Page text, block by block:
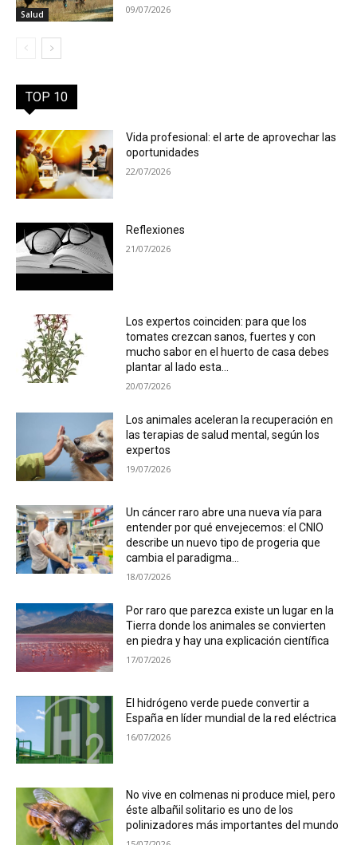
Salud 09/07/2026
TOP 10
Vida profesional: el arte de aprovechar las
oportunidades
22/07/2026
Reflexiones
21/07/2026
Los expertos coinciden: para que los
tomates crezcan sanos, fuertes y con
mucho sabor en el huerto de casa debes
plantar al lado esta...
20/07/2026
Los animales aceleran la recuperación en
las terapias de salud mental, según los
expertos
19/07/2026
Un cáncer raro abre una nueva vía para
entender por qué envejecemos: el CNIO
describe un nuevo tipo de progeria que
cambia el paradigma...
18/07/2026
Por raro que parezca existe un lugar en la
Tierra donde los animales se convierten
en piedra y hay una explicación científica
17/07/2026
El hidrógeno verde puede convertir a
España en líder mundial de la red eléctrica
16/07/2026
No vive en colmenas ni produce miel, pero
éste albañil solitario es uno de los
polinizadores más importantes del mundo